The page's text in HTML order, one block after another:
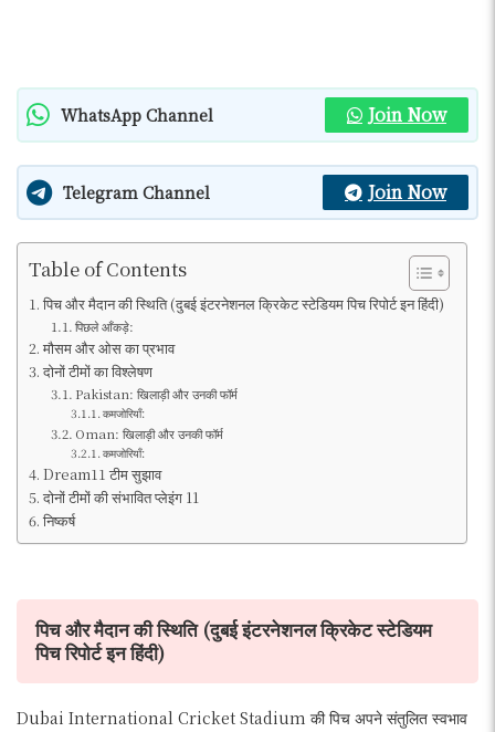
WhatsApp Channel Join Now
Telegram Channel Join Now
Table of Contents
पिच और मैदान की स्थिति (दुबई इंटरनेशनल क्रिकेट स्टेडियम पिच रिपोर्ट इन हिंदी)
पिछले आँकड़े:
मौसम और ओस का प्रभाव
दोनों टीमों का विश्लेषण
Pakistan: खिलाड़ी और उनकी फॉर्म
कमजोरियाँ:
Oman: खिलाड़ी और उनकी फॉर्म
कमजोरियाँ:
Dream11 टीम सुझाव
दोनों टीमों की संभावित प्लेइंग 11
निष्कर्ष
पिच और मैदान की स्थिति (दुबई इंटरनेशनल क्रिकेट स्टेडियम
पिच रिपोर्ट इन हिंदी)
Dubai International Cricket Stadium की पिच अपने संतुलित स्वभाव